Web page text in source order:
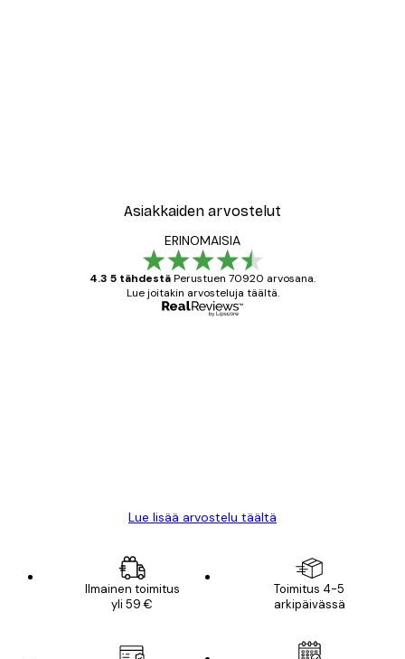
Asiakkaiden arvostelut
ERINOMAISIA
4.3 5 tähdestäPerustuen 70920 arvosana.
Lue joitakin arvosteluja täältä.
Lue lisää arvostelu täältä
Ilmainen toimitus
yli 59 €
Toimitus 4-5
arkipäivässä